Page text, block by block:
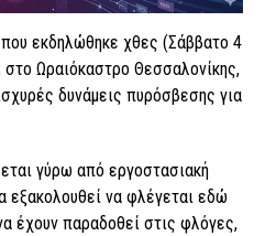
που εκδηλώθηκε χθες (Σάββατο 4
στο Ωραιόκαστρο Θεσσαλονίκης,
δυνάμεις πυρόσβεσης για
γύρω από εργοστασιακή
εξακολουθεί να φλέγεται εδώ
έχουν παραδοθεί στις φλόγες,